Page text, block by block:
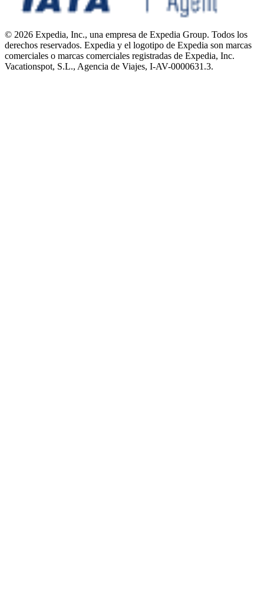
© 2026 Expedia, Inc., una empresa de Expedia Group. Todos los
derechos reservados. Expedia y el logotipo de Expedia son marcas
comerciales o marcas comerciales registradas de Expedia, Inc.
Vacationspot, S.L., Agencia de Viajes, I-AV-0000631.3.